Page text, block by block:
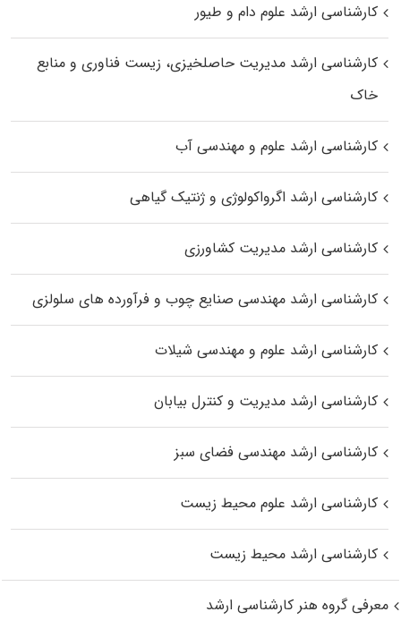
کارشناسی ارشد علوم دام و طیور
کارشناسی ارشد مدیریت حاصلخیزی، زیست فناوری و منابع
خاک
کارشناسی ارشد علوم و مهندسی آب
کارشناسی ارشد اگرواکولوژی و ژنتیک گیاهی
کارشناسی ارشد مدیریت کشاورزی
کارشناسی ارشد مهندسی صنایع چوب و فرآورده‌ های سلولزی
کارشناسی ارشد علوم و مهندسی شیلات
کارشناسی ارشد مدیریت و کنترل بیابان
کارشناسی ارشد مهندسی فضای سبز
کارشناسی ارشد علوم محیط‌ زیست
کارشناسی ارشد محیط زیست
معرفی گروه هنر کارشناسی ارشد